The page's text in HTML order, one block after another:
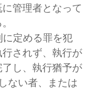
管理者となって
定める罪を犯
されず、執行が
し、執行猶予が
ない者、または